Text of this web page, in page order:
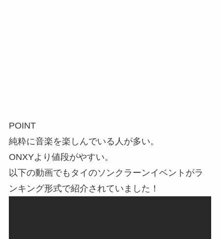
POINT
純粋に音楽を楽しんでいる人が多い。
ONXYより値段がやすい。
以下の動画でもタイのソンクラーンイベントがラ
ンキング形式で紹介されていました！